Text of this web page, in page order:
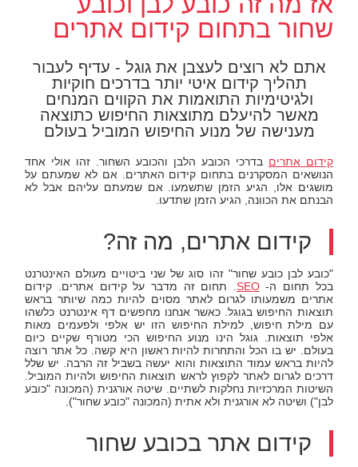
שחור בתחום קידום אתרים
אתם לא רוצים לעצבן את גוגל - עדיף לעבור
תהליך קידום איטי יותר בדרכים חוקיות
ולגיטימיות התואמות את הקווים המנחים
מאשר להיעלם מתוצאות החיפוש כתוצאה
מענישה של מנוע החיפוש המוביל בעולם
קידום אתרים בדרכי הכובע הלבן והכובע השחור. זהו אולי אחד
הנושאים המסקרנים בתחום קידום האתרים. אם לא שמעתם על
מושגים אלו, הגיע הזמן שתשמעו. אם שמעתם עליהם אבל לא
הבנתם את הכוונה, הגיע הזמן שתדעו.
קידום אתרים, מה זה?
"כובע לבן כובע שחור" זהו סוג של שני ביטויים מעולם האינטרנט
בכל תחום ה-SEO . תחום זה מדבר על קידום אתרים. קידום
אתרים משמעותו לגרום לאתר מסוים להיות כמה שיותר בראש
תוצאות החיפוש בגוגל. כאשר אנחנו מחפשים דף אינטרנט כלשהו
עם מילת חיפוש, למילת החיפוש הזו יש אלפי ולפעמים מאות
אלפי תוצאות. גוגל הינו מנוע החיפוש הכי מטורף שקיים כיום
בעולם. יש בו הכל והתחרות להיות ראשון היא קשה. כל אתר רוצה
להיות בראש עמוד התוצאות והוא יעשה בשביל זה הרבה. יש שלל
דרכים לגרום לאתר לקפוץ לראש תוצאות החיפוש ולהיות המוביל.
השיטות המרכזיות נחלקות לשתיים. שיטה אורגנית (המכונה "כובע
לבן") ושיטה לא אורגנית ולא אתית (המכונה "כובע שחור").
קידום אתר בכובע שחור